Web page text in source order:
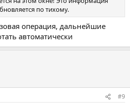
по тихому.
операция, дальнейшие
автоматически
#9